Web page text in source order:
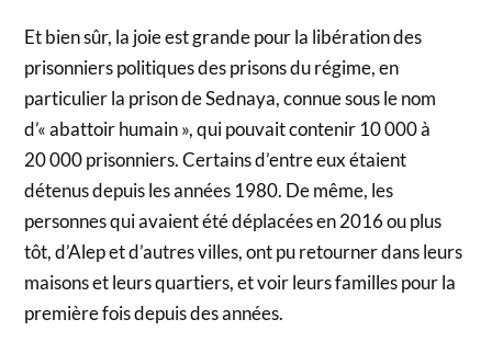
Et bien sûr, la joie est grande pour la libération des
prisonniers politiques des prisons du régime, en
particulier la prison de Sednaya, connue sous le nom
d’« abattoir humain », qui pouvait contenir 10 000 à
20 000 prisonniers. Certains d’entre eux étaient
détenus depuis les années 1980. De même, les
personnes qui avaient été déplacées en 2016 ou plus
tôt, d’Alep et d’autres villes, ont pu retourner dans leurs
maisons et leurs quartiers, et voir leurs familles pour la
première fois depuis des années.